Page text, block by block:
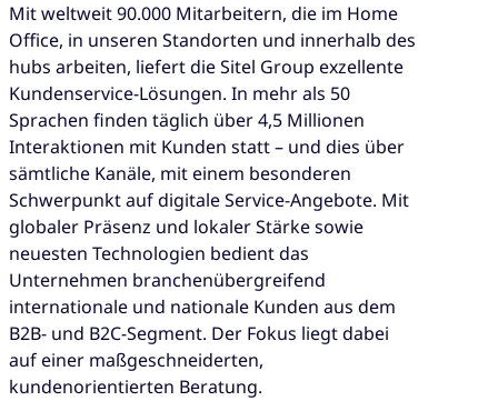
Mit weltweit 90.000 Mitarbeitern, die im Home
Office, in unseren Standorten und innerhalb des
hubs arbeiten, liefert die Sitel Group exzellente
Kundenservice-Lösungen. In mehr als 50
Sprachen finden täglich über 4,5 Millionen
Interaktionen mit Kunden statt – und dies über
sämtliche Kanäle, mit einem besonderen
Schwerpunkt auf digitale Service-Angebote. Mit
globaler Präsenz und lokaler Stärke sowie
neuesten Technologien bedient das
Unternehmen branchenübergreifend
internationale und nationale Kunden aus dem
B2B- und B2C-Segment. Der Fokus liegt dabei
auf einer maßgeschneiderten,
kundenorientierten Beratung.